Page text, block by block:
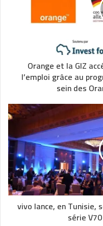
Orange et la GIZ
l’emploi grâce au
sein des
vivo lance, en Tunisie,
série